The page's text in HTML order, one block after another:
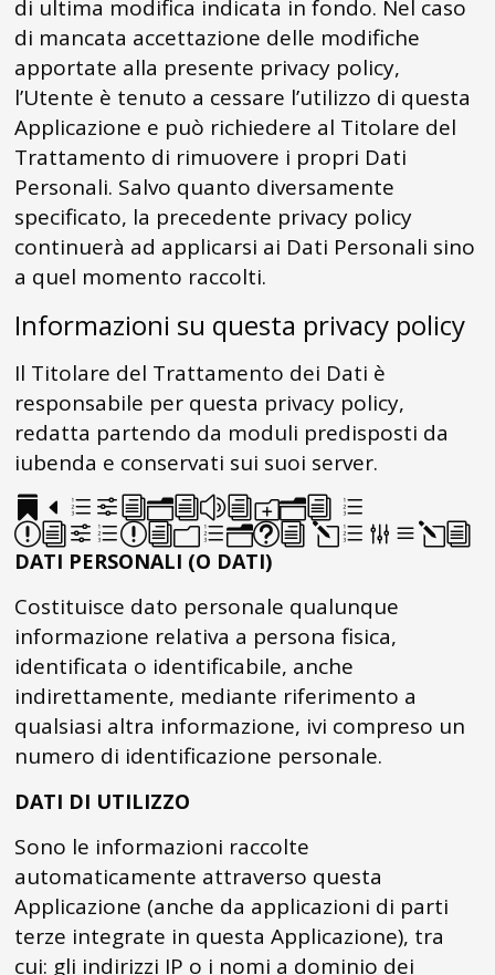
di ultima modifica indicata in fondo. Nel caso
di mancata accettazione delle modifiche
apportate alla presente privacy policy,
l’Utente è tenuto a cessare l’utilizzo di questa
Applicazione e può richiedere al Titolare del
Trattamento di rimuovere i propri Dati
Personali. Salvo quanto diversamente
specificato, la precedente privacy policy
continuerà ad applicarsi ai Dati Personali sino
a quel momento raccolti.
Informazioni su questa privacy policy
Il Titolare del Trattamento dei Dati è
responsabile per questa privacy policy,
redatta partendo da moduli predisposti da
iubenda e conservati sui suoi server.
Definizioni e
riferimenti legali
DATI PERSONALI (O DATI)
Costituisce dato personale qualunque
informazione relativa a persona fisica,
identificata o identificabile, anche
indirettamente, mediante riferimento a
qualsiasi altra informazione, ivi compreso un
numero di identificazione personale.
DATI DI UTILIZZO
Sono le informazioni raccolte
automaticamente attraverso questa
Applicazione (anche da applicazioni di parti
terze integrate in questa Applicazione), tra
cui: gli indirizzi IP o i nomi a dominio dei